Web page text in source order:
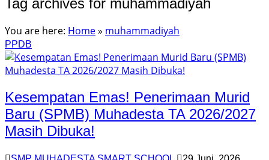
You are here: Home» muhammadiyah
PPDB
Kesempatan Emas! Penerimaan Murid
Baru (SPMB) Muhadesta TA 2026/2027
Masih Dibuka!